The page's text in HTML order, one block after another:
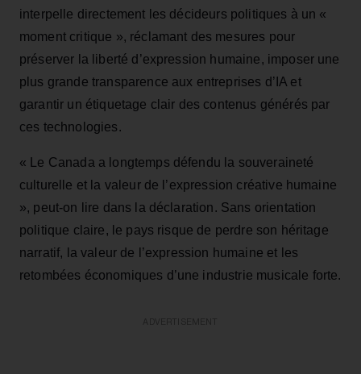
interpelle directement les décideurs politiques à un «
moment critique », réclamant des mesures pour
préserver la liberté d’expression humaine, imposer une
plus grande transparence aux entreprises d’IA et
garantir un étiquetage clair des contenus générés par
ces technologies.
« Le Canada a longtemps défendu la souveraineté
culturelle et la valeur de l’expression créative humaine
», peut-on lire dans la déclaration. Sans orientation
politique claire, le pays risque de perdre son héritage
narratif, la valeur de l’expression humaine et les
retombées économiques d’une industrie musicale forte.